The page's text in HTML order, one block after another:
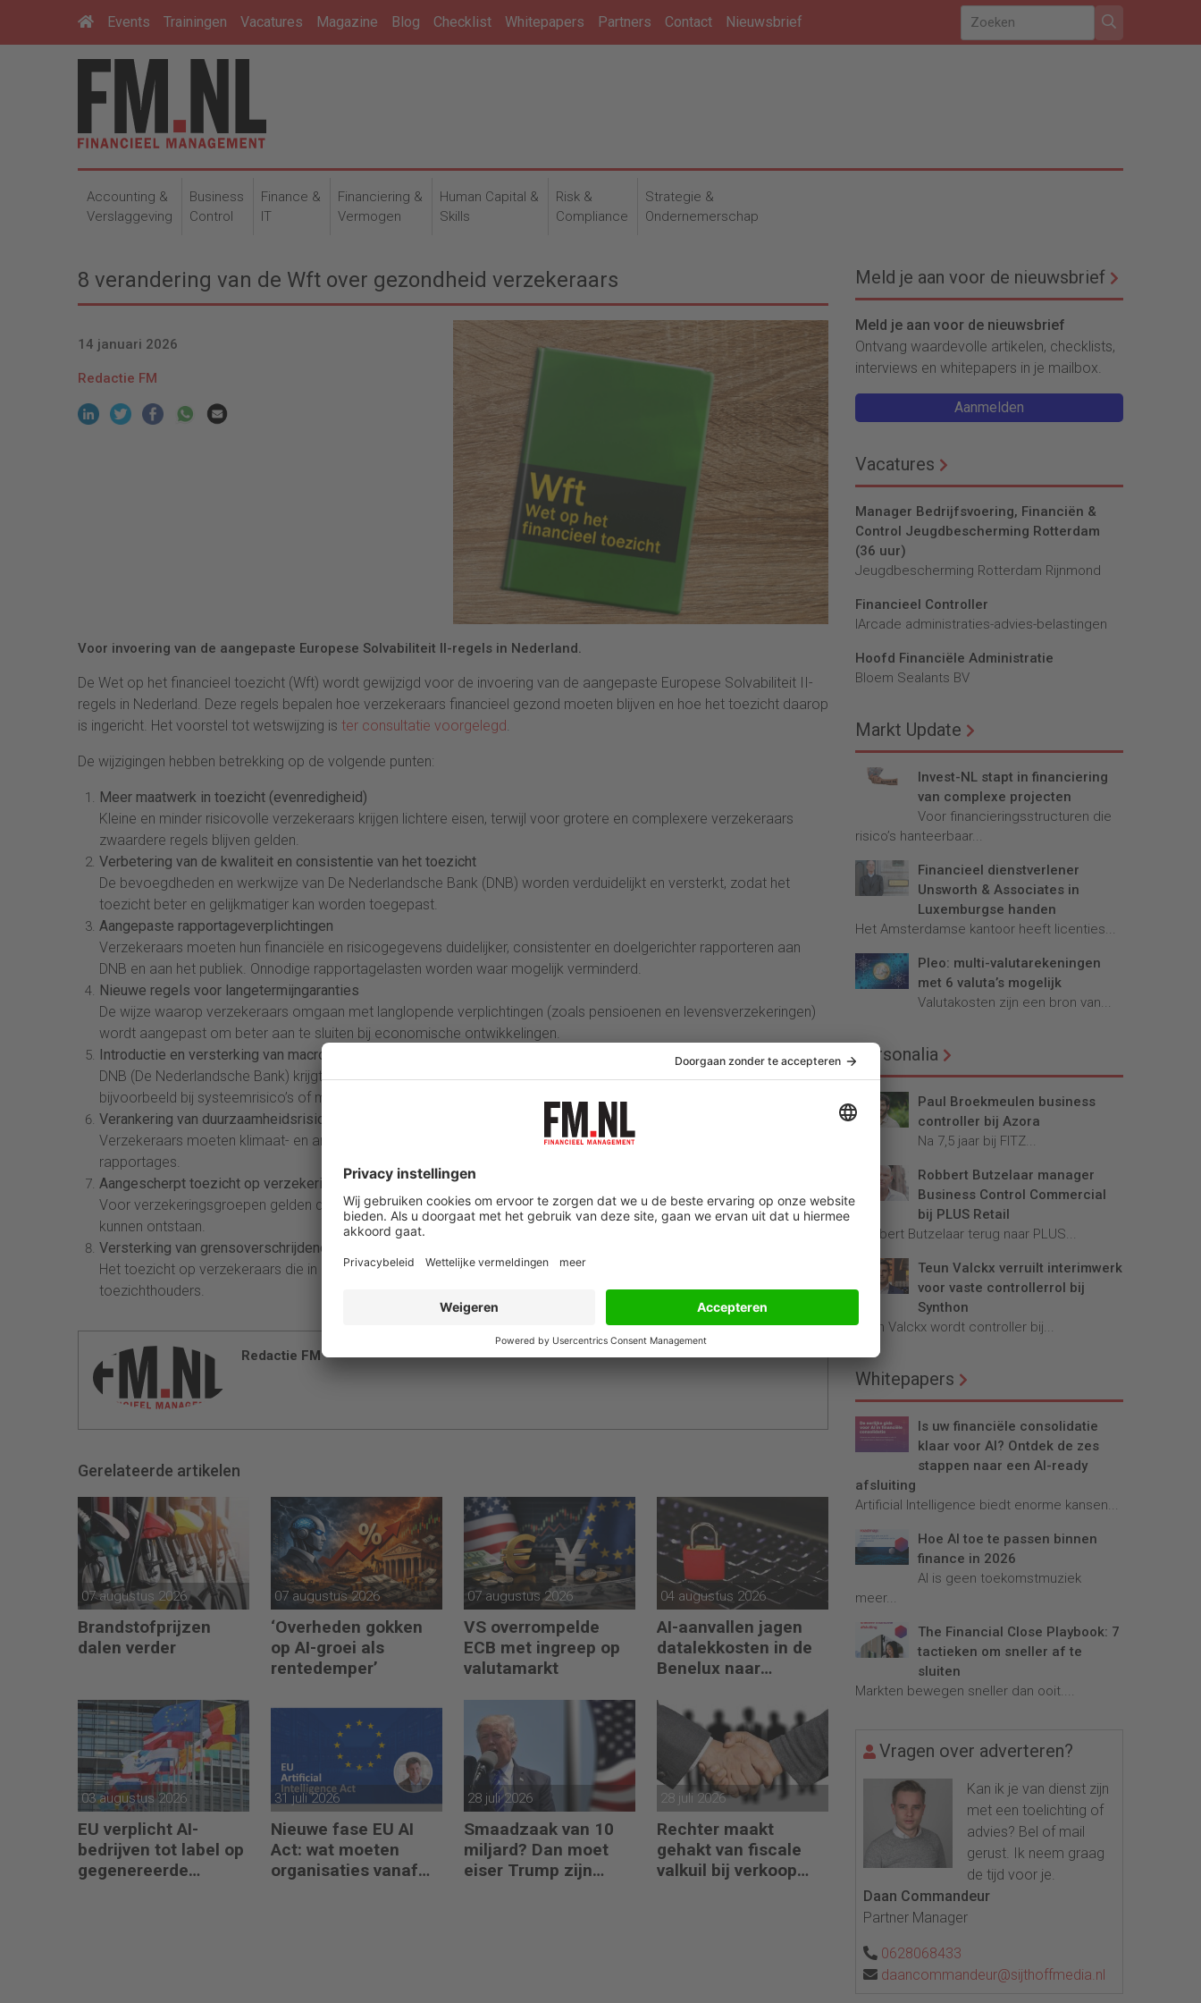
Events Trainingen Vacatures Magazine Blog Checklist Whitepapers Partners Contact Nieuwsbrief
Accounting &
Verslaggeving
Business
Control
Finance &
IT
Financiering &
Vermogen
Human Capital &
Skills
Risk &
Compliance
Strategie &
Ondernemerschap
8 verandering van de Wft over gezondheid verzekeraars
14 januari 2026
Redactie FM
Voor invoering van de aangepaste Europese Solvabiliteit II-regels in Nederland.
De Wet op het financieel toezicht (Wft) wordt gewijzigd voor de invoering van de aangepaste Europese Solvabiliteit II-
regels in Nederland. Deze regels bepalen hoe verzekeraars financieel gezond moeten blijven en hoe het toezicht daarop
is ingericht. Het voorstel tot wetswijzing is ter consultatie voorgelegd.
De wijzigingen hebben betrekking op de volgende punten:
Meer maatwerk in toezicht (evenredigheid)
Kleine en minder risicovolle verzekeraars krijgen lichtere eisen, terwijl voor grotere en complexere verzekeraars
zwaardere regels blijven gelden.
Verbetering van de kwaliteit en consistentie van het toezicht
De bevoegdheden en werkwijze van De Nederlandsche Bank (DNB) worden verduidelijkt en versterkt, zodat het
toezicht beter en gelijkmatiger kan worden toegepast.
Aangepaste rapportageverplichtingen
Verzekeraars moeten hun financiële en risicogegevens duidelijker, consistenter en doelgerichter rapporteren aan
DNB en aan het publiek. Onnodige rapportagelasten worden waar mogelijk verminderd.
Nieuwe regels voor langetermijngaranties
De wijze waarop verzekeraars omgaan met langlopende verplichtingen (zoals pensioenen en levensverzekeringen)
wordt aangepast om beter aan te sluiten bij economische ontwikkelingen.
Introductie en versterking van macroprudentiële instrumenten
DNB (De Nederlandsche Bank) krijgt extra mogelijkheden om risico’s voor de hele verzekeringssector te beheersen,
bijvoorbeeld bij systeemrisico’s of marktstress.
Verankering van duurzaamheidsrisico’s in het toezicht
Verzekeraars moeten klimaat- en andere duurzaamheidsrisico’s expliciet meenemen in hun risicobeheer en
rapportages.
Aangescherpt toezicht op verzekeringsgroepen
Voor verzekeringsgroepen gelden duidelijkere regels, met speciale aandacht voor risico’s die binnen de groep
kunnen ontstaan.
Versterking van grensoverschrijdend toezicht
Het toezicht op verzekeraars die in meerdere EU-landen actief zijn, wordt beter gecoördineerd tussen
toezichthouders.
Redactie FM
Gerelateerde artikelen
07 augustus 2026
Brandstofprijzen
dalen verder
07 augustus 2026
‘Overheden gokken
op AI-groei als
rentedemper’
07 augustus 2026
VS overrompelde
ECB met ingreep op
valutamarkt
04 augustus 2026
AI-aanvallen jagen
datalekkosten in de
Benelux naar
03 augustus 2026
EU verplicht AI-
bedrijven tot label op
gegenereerde
31 juli 2026
Nieuwe fase EU AI
Act: wat moeten
organisaties vanaf
28 juli 2026
Smaadzaak van 10
miljard? Dan moet
eiser Trump zijn
28 juli 2026
Rechter maakt
gehakt van fiscale
valkuil bij verkoop
Meld je aan voor de nieuwsbrief
Meld je aan voor de nieuwsbrief
Ontvang waardevolle artikelen, checklists,
interviews en whitepapers in je mailbox.
Aanmelden
Vacatures
Manager Bedrijfsvoering, Financiën &
Control Jeugdbescherming Rotterdam
(36 uur)
Jeugdbescherming Rotterdam Rijnmond
Financieel Controller
lArcade administraties-advies-belastingen
Hoofd Financiële Administratie
Bloem Sealants BV
Markt Update
Invest-NL stapt in financiering
van complexe projecten
Voor financieringsstructuren die
risico’s hanteerbaar...
Financieel dienstverlener
Unsworth & Associates in
Luxemburgse handen
Het Amsterdamse kantoor heeft licenties...
Pleo: multi-valutarekeningen
met 6 valuta’s mogelijk
Valutakosten zijn een bron van...
Personalia
Paul Broekmeulen business
controller bij Azora
Na 7,5 jaar bij FITZ...
Robbert Butzelaar manager
Business Control Commercial
bij PLUS Retail
Robbert Butzelaar terug naar PLUS...
Teun Valckx verruilt interimwerk
voor vaste controllerrol bij
Synthon
Teun Valckx wordt controller bij...
Whitepapers
Is uw financiële consolidatie
klaar voor AI? Ontdek de zes
stappen naar een AI-ready
afsluiting
Artificial Intelligence biedt enorme kansen...
Hoe AI toe te passen binnen
finance in 2026
AI is geen toekomstmuziek
meer...
The Financial Close Playbook: 7
tactieken om sneller af te
sluiten
Markten bewegen sneller dan ooit....
Vragen over adverteren?
Kan ik je van dienst zijn
met een toelichting of
advies? Bel of mail
gerust. Ik neem graag
de tijd voor je.
Daan Commandeur
Partner Manager
0628068433
daancommandeur@sijthoffmedia.nl